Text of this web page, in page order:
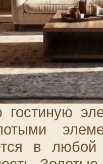
гостиную
в любой